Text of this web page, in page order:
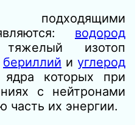
водород
изотоп
бериллий и углерод
которых при
с нейтронами
их энергии.